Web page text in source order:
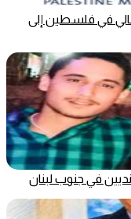
في فلسطين إلى
في جنوب لبنان